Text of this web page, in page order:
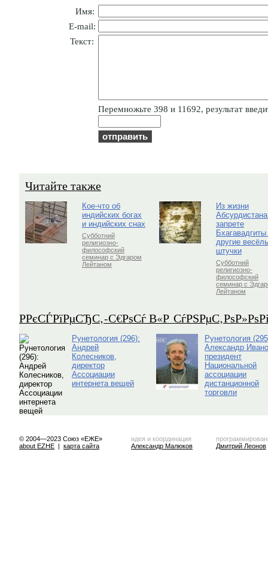
Имя:
E-mail:
Текст:
Пepeмнoжьтe 398 и 11692, результат
Читайте также
Кое-что об
индийских богах
и индийских снах
Субботний
религиозно-
философский
семинар с Эдгаром
Лейтаном
Из жизни
запрете
Бхагавадгиты
другие
штучки
Субботний
религиозно-
философский
семинар с
Лейтаном
Р­РєСЃРїРµСЂС‚-С€РѕСѓ В«Р
Рунетология (296):
Андрей
Колесников,
директор
Ассоциации
интернета вещей
Рунетология
Александр
президент
Национальной
ассоциации
дистанционной
торговли
© 2004—2023 Союз «ЕЖЕ»
about EZHE | карта сайта
идея и координация
Александр Малюков
Дмитрий Леонов